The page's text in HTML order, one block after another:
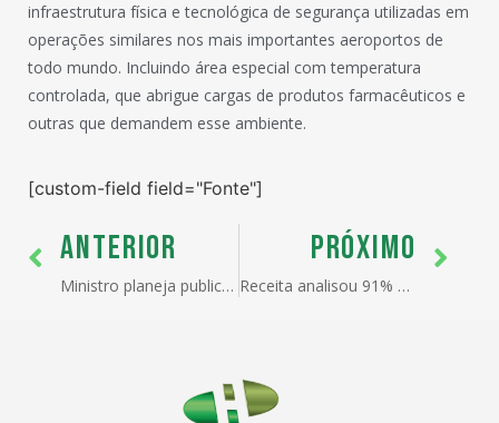
infraestrutura física e tecnológica de segurança utilizadas em
operações similares nos mais importantes aeroportos de
todo mundo. Incluindo área especial com temperatura
controlada, que abrigue cargas de produtos farmacêuticos e
outras que demandem esse ambiente.
[custom-field field="Fonte"]
ANTERIOR
Ministro planeja publicar edital de licitação de terminais este mês
PRÓXIMO
Receita analisou 91% das solicitações de ressarcimento do Reintegra